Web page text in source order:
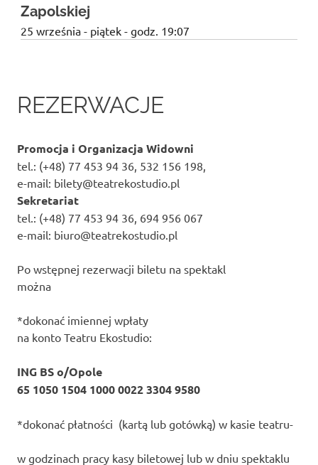
Zapolskiej
25 września - piątek - godz. 19:07
REZERWACJE
Promocja i Organizacja Widowni
tel.: (+48) 77 453 94 36, 532 156 198,
e-mail: bilety@teatrekostudio.pl
Sekretariat
tel.: (+48) 77 453 94 36, 694 956 067
e-mail: biuro@teatrekostudio.pl
Po wstępnej rezerwacji biletu na spektakl
można
*dokonać imiennej wpłaty
na konto Teatru Ekostudio:
ING BS o/Opole
65 1050 1504 1000 0022 3304 9580
*dokonać płatności (kartą lub gotówką) w kasie teatru-
w godzinach pracy kasy biletowej lub w dniu spektaklu